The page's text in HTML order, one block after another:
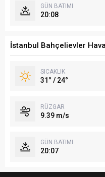
GÜN BATIMI
20:08
İstanbul Bahçelievler
SICAKLIK
31° / 24°
RÜZGAR
9.39 m/s
GÜN BATIMI
20:07